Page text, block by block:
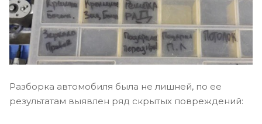
Разборка автомобиля была не лишней, по ее
результатам выявлен ряд скрытых повреждений: